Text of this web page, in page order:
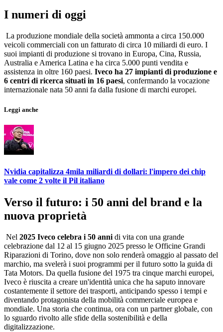
I numeri di oggi
La produzione mondiale della società ammonta a circa 150.000
veicoli commerciali con un fatturato di circa 10 miliardi di euro. I
suoi impianti di produzione si trovano in Europa, Cina, Russia,
Australia e America Latina e ha circa 5.000 punti vendita e
assistenza in oltre 160 paesi. Iveco ha 27 impianti di produzione e
6 centri di ricerca situati in 16 paesi, confermando la vocazione
internazionale nata 50 anni fa dalla fusione di marchi europei.
Leggi anche
Nvidia capitalizza 4mila miliardi di dollari: l'impero dei chip
vale come 2 volte il Pil italiano
Verso il futuro: i 50 anni del brand e la
nuova proprietà
Nel 2025 Iveco celebra i 50 anni di vita con una grande
celebrazione dal 12 al 15 giugno 2025 presso le Officine Grandi
Riparazioni di Torino, dove non solo renderà omaggio al passato del
marchio, ma svelerà i suoi programmi per il futuro sotto la guida di
Tata Motors. Da quella fusione del 1975 tra cinque marchi europei,
Iveco è riuscita a creare un'identità unica che ha saputo innovare
costantemente il settore dei trasporti, anticipando spesso i tempi e
diventando protagonista della mobilità commerciale europea e
mondiale. Una storia che continua, ora con un partner globale, con
lo sguardo rivolto alle sfide della sostenibilità e della
digitalizzazione.